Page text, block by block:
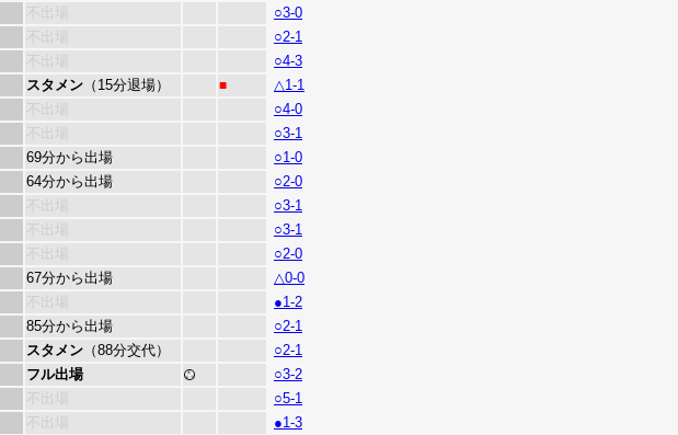
不出場
○3-0
不出場
○2-1
不出場
○4-3
スタメン （15分退場） ■
△1-1
不出場
○4-0
不出場
○3-1
69分から出場
○1-0
64分から出場
○2-0
不出場
○3-1
不出場
○3-1
不出場
○2-0
67分から出場
△0-0
不出場
●1-2
85分から出場
○2-1
スタメン （88分交代）
○2-1
フル出場
○3-2
不出場
○5-1
不出場
●1-3